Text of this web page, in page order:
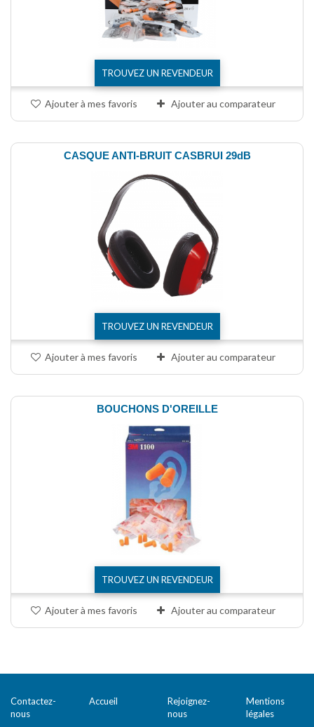
TROUVEZ UN REVENDEUR
Ajouter à mes favoris Ajouter au comparateur
CASQUE ANTI-BRUIT CASBRUI 29dB
TROUVEZ UN REVENDEUR
Ajouter à mes favoris Ajouter au comparateur
BOUCHONS D'OREILLE
TROUVEZ UN REVENDEUR
Ajouter à mes favoris Ajouter au comparateur
Contactez-
nous
Accueil
Rejoignez-
nous
Mentions
légales